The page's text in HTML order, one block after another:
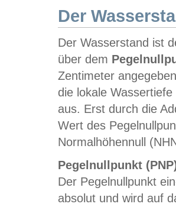
Der
Der Wasserstand ist
über dem
Zentimeter
die lokale
aus. Erst durch die
Wert des
Normalhöhennull
Pegelnullpunkt
Der Pegelnullpunkt
absolut und wird auf